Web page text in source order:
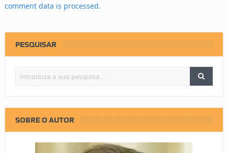
comment data is processed.
PESQUISAR
SOBRE O AUTOR